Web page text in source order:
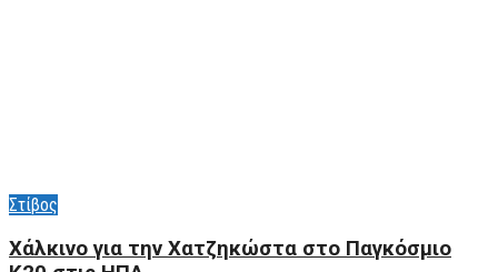
Στίβος
Xάλκινο για την Χατζηκώστα στο Παγκόσμιο